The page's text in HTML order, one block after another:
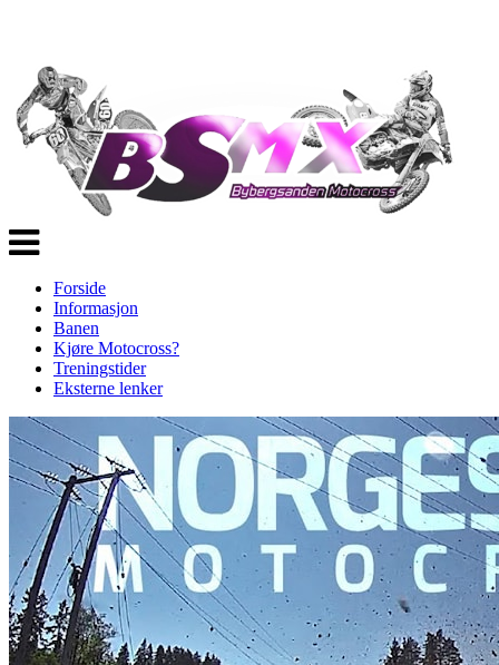
Veksle
navigasjon
Forside
Informasjon
Banen
Kjøre Motocross?
Treningstider
Eksterne lenker